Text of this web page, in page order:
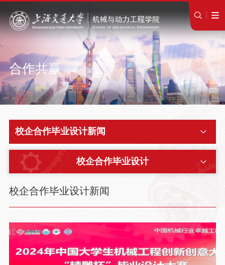
合作共赢
校企合作毕业设计新闻
校企合作毕业设计
校企合作毕业设计新闻